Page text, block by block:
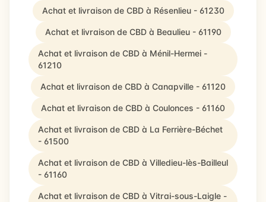
Achat et livraison de CBD à Résenlieu - 61230
Achat et livraison de CBD à Beaulieu - 61190
Achat et livraison de CBD à Ménil-Hermei -
61210
Achat et livraison de CBD à Canapville - 61120
Achat et livraison de CBD à Coulonces - 61160
Achat et livraison de CBD à La Ferrière-Béchet
- 61500
Achat et livraison de CBD à Villedieu-lès-Bailleul
- 61160
Achat et livraison de CBD à Vitrai-sous-Laigle -